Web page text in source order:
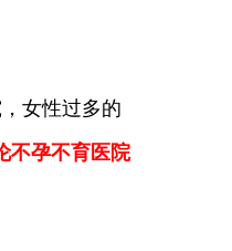
女性过多的
不孕不育医院